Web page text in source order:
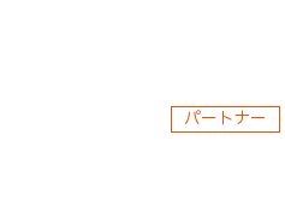
パートナー